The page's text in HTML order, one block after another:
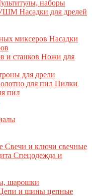
наборы
Насадки для дрелей
Насадки
Ножи для
для дрели
Пилки
пил
Свечи и ключи свечные
Спецодежда и
шарошки
и шины цепные